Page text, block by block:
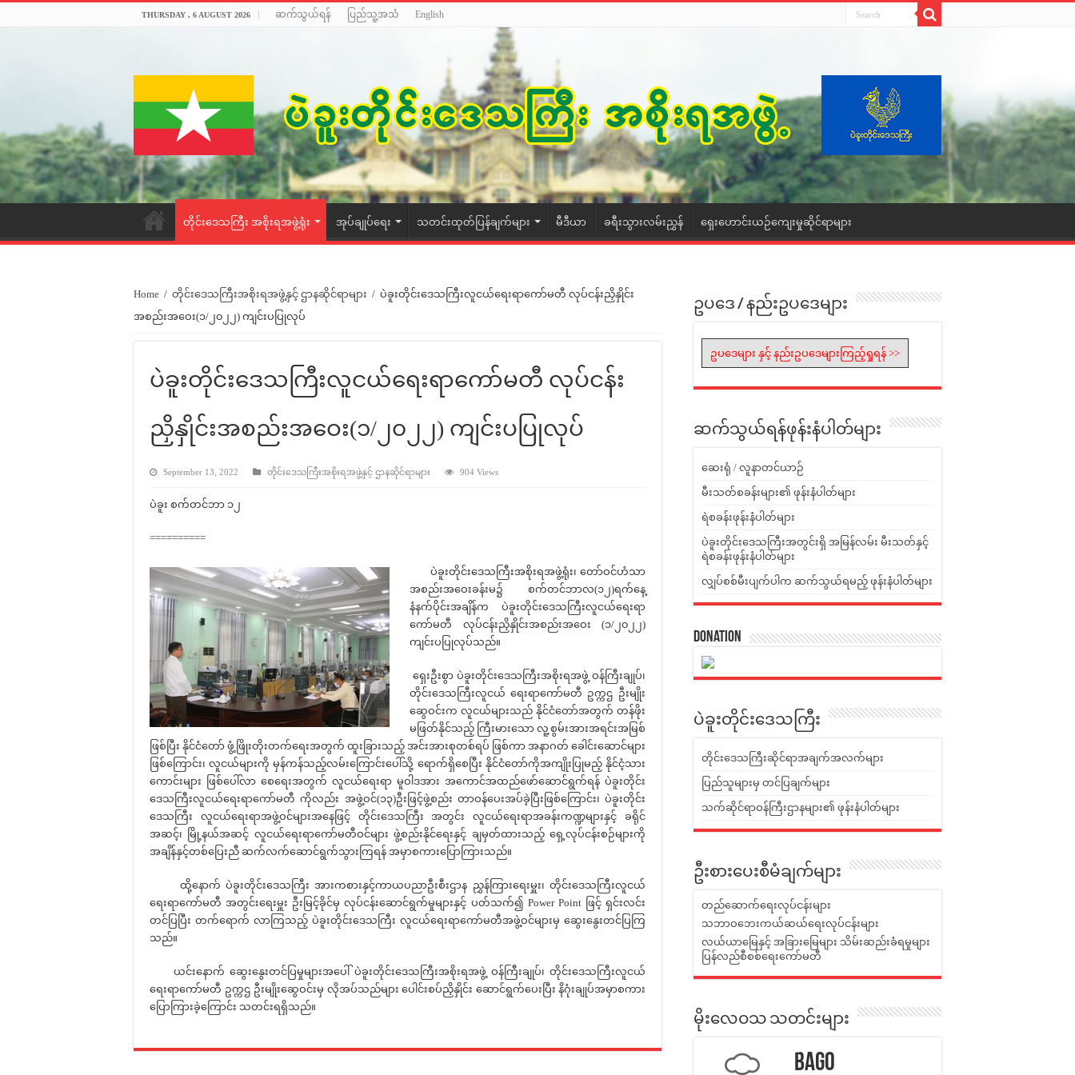
THURSDAY , 6 AUGUST 2026 ဆက်သွယ်ရန် ပြည်သူ့အသံ English
တိုင်းဒေသကြီး အစိုးရအဖွဲ့ရုံး အုပ်ချုပ်ရေး သတင်းထုတ်ပြန်ချက်များ မီဒီယာ ခရီးသွားလမ်းညွှန် ရှေးဟောင်းယဉ်ကျေးမှုဆိုင်ရာများ
Home / တိုင်းဒေသကြီးအစိုးရအဖွဲ့နှင့် ဌာနဆိုင်ရာများ / ပဲခူးတိုင်းဒေသကြီးလူငယ်ရေးရာကော်မတီ လုပ်ငန်းညှိနှိုင်း
အစည်းအဝေး(၁/၂၀၂၂) ကျင်းပပြုလုပ်
ပဲခူးတိုင်းဒေသကြီးလူငယ်ရေးရာကော်မတီ လုပ်ငန်း
ညှိနှိုင်းအစည်းအဝေး(၁/၂၀၂၂) ကျင်းပပြုလုပ်
September 13, 2022 တိုင်းဒေသကြီးအစိုးရအဖွဲ့နှင့် ဌာနဆိုင်ရာများ 904 Views
ပဲခူး စက်တင်ဘာ ၁၂
==========
ပဲခူးတိုင်းဒေသကြီးအစိုးရအဖွဲ့ရုံး၊ တော်ဝင်ဟံသာ
အစည်းအဝေးခန်းမ၌ စက်တင်ဘာလ(၁၂)ရက်နေ့
နံနက်ပိုင်းအချိန်က ပဲခူးတိုင်းဒေသကြီးလူငယ်ရေးရာ
ကော်မတီ လုပ်ငန်းညှိနှိုင်းအစည်းအဝေး (၁/၂၀၂၂)
ကျင်းပပြုလုပ်သည်။
ရှေးဦးစွာ ပဲခူးတိုင်းဒေသကြီးအစိုးရအဖွဲ့ ဝန်ကြီးချုပ်၊
တိုင်းဒေသကြီးလူငယ် ရေးရာကော်မတီ ဥက္ကဌ ဦးမျိုး
ဆွေဝင်းက လူငယ်များသည် နိုင်ငံတော်အတွက် တန်ဖိုး
မဖြတ်နိုင်သည့် ကြီးမားသော လူ့စွမ်းအားအရင်းအမြစ်
ဖြစ်ပြီး နိုင်ငံတော် ဖွံ့ဖြိုးတိုးတက်ရေးအတွက် ထူးခြားသည့် အင်းအားစုတစ်ရပ် ဖြစ်ကာ အနာဂတ် ခေါင်းဆောင်များ
ဖြစ်ကြောင်း၊ လူငယ်များကို မှန်ကန်သည့်လမ်းကြောင်းပေါ်သို့ ရောက်ရှိစေပြီး နိုင်ငံတော်ကိုအကျိုးပြုမည့် နိုင်ငံ့သား
ကောင်းများ ဖြစ်ပေါ်လာ စေရေးအတွက် လူငယ်ရေးရာ မူဝါဒအား အကောင်အထည်ဖော်ဆောင်ရွက်ရန် ပဲခူးတိုင်း
ဒေသကြီးလူငယ်ရေးရာကော်မတီ ကိုလည်း အဖွဲ့ဝင်(၁၃)ဦးဖြင့်ဖွဲ့စည်း တာဝန်ပေးအပ်ခဲ့ပြီးဖြစ်ကြောင်း၊ ပဲခူးတိုင်း
ဒေသကြီး လူငယ်ရေးရာအဖွဲ့ဝင်များအနေဖြင့် တိုင်းဒေသကြီး အတွင်း လူငယ်ရေးရာအခန်းကဏ္ဍများနှင့် ခရိုင်
အဆင့်၊ မြို့နယ်အဆင့် လူငယ်ရေးရာကော်မတီဝင်များ ဖွဲ့စည်းနိုင်ရေးနှင့် ချမှတ်ထားသည့် ရှေ့လုပ်ငန်းစဉ်များကို
အချိန်နှင့်တစ်ပြေးညီ ဆက်လက်ဆောင်ရွက်သွားကြရန် အမှာစကားပြောကြားသည်။
ထို့နောက် ပဲခူးတိုင်းဒေသကြီး အားကစားနှင့်ကာယပညာဦးစီးဌာန ညွှန်ကြားရေးမှူး၊ တိုင်းဒေသကြီးလူငယ်
ရေးရာကော်မတီ အတွင်းရေးမှူး ဦးမြင့်ခိုင်မှ လုပ်ငန်းဆောင်ရွက်မှုများနှင့် ပတ်သက်၍ Power Point ဖြင့် ရှင်းလင်း
တင်ပြပြီး တက်ရောက် လာကြသည့် ပဲခူးတိုင်းဒေသကြီး လူငယ်ရေးရာကော်မတီအဖွဲ့ဝင်များမှ ဆွေးနွေးတင်ပြကြ
သည်။
ယင်းနောက် ဆွေးနွေးတင်ပြမှုများအပေါ် ပဲခူးတိုင်းဒေသကြီးအစိုးရအဖွဲ့ ဝန်ကြီးချုပ်၊ တိုင်းဒေသကြီးလူငယ်
ရေးရာကော်မတီ ဥက္ကဌ ဦးမျိုးဆွေဝင်းမှ လိုအပ်သည်များ ပေါင်းစပ်ညှိနှိုင်း ဆောင်ရွက်ပေးပြီး နိဂုံးချုပ်အမှာစကား
ပြောကြားခဲ့ကြောင်း သတင်းရရှိသည်။
ဥပဒေ / နည်းဥပဒေများ
ဥပဒေများ နှင့် နည်းဥပဒေများကြည့်ရှုရန် >>
ဆက်သွယ်ရန်ဖုန်းနံပါတ်များ
ဆေးရုံ / လူနာတင်ယာဉ်
မီးသတ်စခန်းများ၏ ဖုန်းနံပါတ်များ
ရဲစခန်းဖုန်းနံပါတ်များ
ပဲခူးတိုင်းဒေသကြီးအတွင်းရှိ အမြန်လမ်း မီးသတ်နှင့်
ရဲစခန်းဖုန်းနံပါတ်များ
လျှပ်စစ်မီးပျက်ပါက ဆက်သွယ်ရမည့် ဖုန်းနံပါတ်များ
Donation
ပဲခူးတိုင်းဒေသကြီး
တိုင်းဒေသကြီးဆိုင်ရာအချက်အလက်များ
ပြည်သူများမှ တင်ပြချက်များ
သက်ဆိုင်ရာဝန်ကြီးဌာနများ၏ ဖုန်းနံပါတ်များ
ဦးစားပေးစီမံချက်များ
တည်ဆောက်ရေးလုပ်ငန်းများ
သဘာဝဘေးကယ်ဆယ်ရေးလုပ်ငန်းများ
လယ်ယာမြေနှင့် အခြားမြေများ သိမ်းဆည်းခံရမှုများ
ပြန်လည်စီစစ်ရေးကော်မတီ
မိုးလေဝသ သတင်းများ
Bago